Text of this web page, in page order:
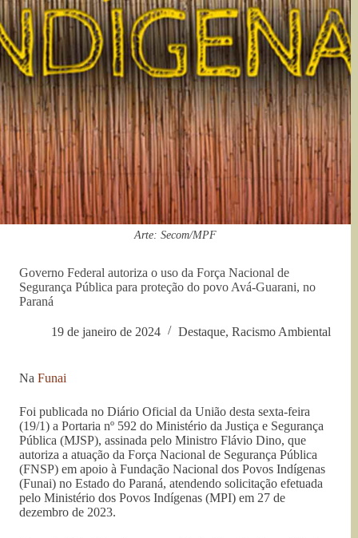
Arte: Secom/MPF
Governo Federal autoriza o uso da Força Nacional de
Segurança Pública para proteção do povo Avá-Guarani, no
Paraná
19 de janeiro de 2024 Destaque, Racismo Ambiental
Na Funai
Foi publicada no Diário Oficial da União desta sexta-feira
(19/1) a Portaria nº 592 do Ministério da Justiça e Segurança
Pública (MJSP), assinada pelo Ministro Flávio Dino, que
autoriza a atuação da Força Nacional de Segurança Pública
(FNSP) em apoio à Fundação Nacional dos Povos Indígenas
(Funai) no Estado do Paraná, atendendo solicitação efetuada
pelo Ministério dos Povos Indígenas (MPI) em 27 de
dezembro de 2023.